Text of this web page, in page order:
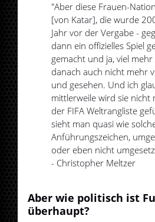
"Aber diese Frauen-
[von Katar], die wurde
Jahr vor der Vergabe -
dann ein offizielles Spiel
gemacht und ja, viel
danach auch nicht mehr
und gesehen. Und ich
mittlerweile wird sie nicht
der FIFA Weltrangliste
sieht man quasi wie
Anführungszeichen,
oder eben nicht
- Christopher Meltzer
Aber wie politisch ist
überhaupt?